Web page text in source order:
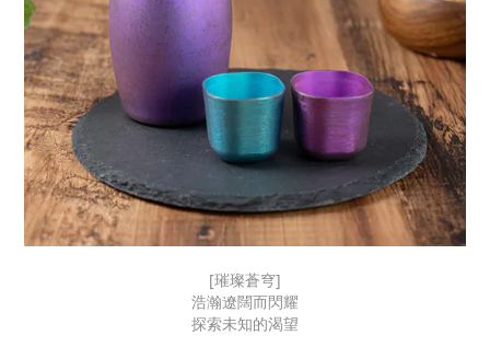
[璀璨蒼穹]
浩瀚遼闊而閃耀
探索未知的渴望